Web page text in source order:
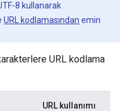
8 kullanarak
URL kodlamasından emin
URL kodlama
URL kullanımı